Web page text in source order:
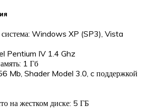
Windows XP (SP3), Vista
Pentium IV 1.4 Ghz
1 Гб
Mb, Shader Model 3.0, c поддержкой
на жестком диске: 5 ГБ